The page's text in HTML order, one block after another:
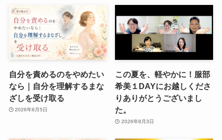
自分を責めるのをやめたい
なら｜自分を理解するまな
ざしを受け取る
2026年8月5日
この夏を、軽やかに！服部
希美１DAYにお越しくださ
りありがとうございまし
た。
2026年8月3日